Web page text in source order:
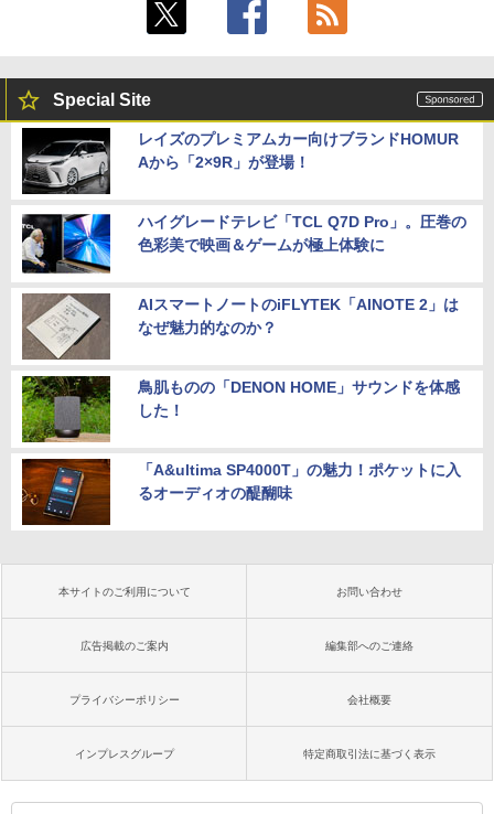
Special Site
レイズのプレミアムカー向けブランドHOMUR
Aから「2×9R」が登場！
ハイグレードテレビ「TCL Q7D Pro」。圧巻の
色彩美で映画＆ゲームが極上体験に
AIスマートノートのiFLYTEK「AINOTE 2」は
なぜ魅力的なのか？
鳥肌ものの「DENON HOME」サウンドを体感
した！
「A&ultima SP4000T」の魅力！ポケットに入
るオーディオの醍醐味
本サイトのご利用について お問い合わせ
広告掲載のご案内 編集部へのご連絡
プライバシーポリシー 会社概要
インプレスグループ 特定商取引法に基づく表示